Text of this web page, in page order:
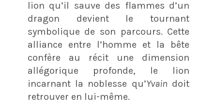
lion qu’il sauve des flammes d’un
dragon devient le tournant
symbolique de son parcours. Cette
alliance entre l’homme et la bête
confère au récit une dimension
allégorique profonde, le lion
incarnant la noblesse qu’Yvain doit
retrouver en lui-même.